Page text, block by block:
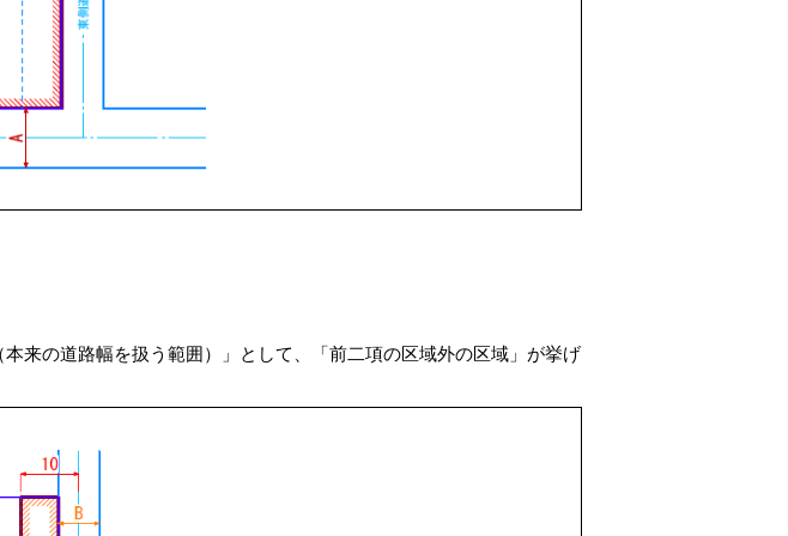
来の道路幅を扱う範囲）」として、「前二項の区域外の区域」が挙げ